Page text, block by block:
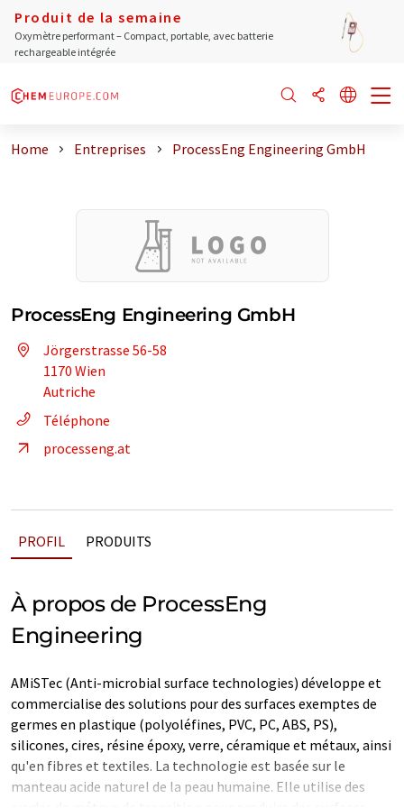
Produit de la semaine
Oxymètre performant – Compact, portable, avec batterie
rechargeable intégrée
Home Entreprises ProcessEng Engineering GmbH
ProcessEng Engineering GmbH
Jörgerstrasse 56-58
1170 Wien
Autriche
Téléphone
processeng.at
PROFIL PRODUITS
À propos de ProcessEng
Engineering
AMiSTec (Anti-microbial surface technologies) développe et
commercialise des solutions pour des surfaces exemptes de
germes en plastique (polyoléfines, PVC, PC, ABS, PS),
silicones, cires, résine époxy, verre, céramique et métaux, ainsi
qu'en fibres et textiles. La technologie est basée sur le
manteau acide naturel de la peau humaine. Elle utilise des